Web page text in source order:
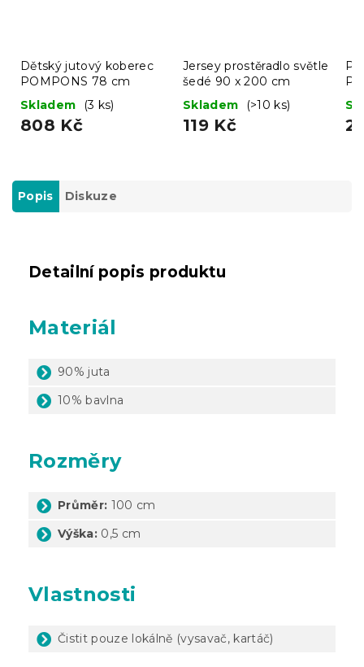
Dětský jutový koberec
POMPONS 78 cm
Skladem
(3 ks)
808 Kč
Jersey prostěradlo světle
šedé 90 x 200 cm
Skladem
(>10 ks)
119 Kč
Popis Diskuze
Detailní popis produktu
Materiál
90% juta
10% bavlna
Rozměry
Průměr: 100 cm
Výška: 0,5 cm
Vlastnosti
Čistit pouze lokálně (vysavač, kartáč)